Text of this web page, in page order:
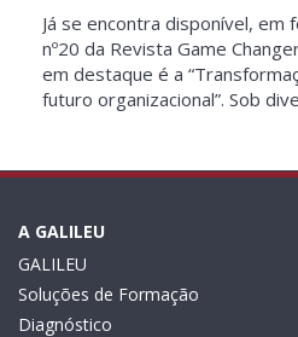
Já se encontra disponível, em
nº20 da Revista Game
em destaque é a
futuro organizacional”. Sob
A GALILEU
GALILEU
Soluções de Formação
Diagnóstico